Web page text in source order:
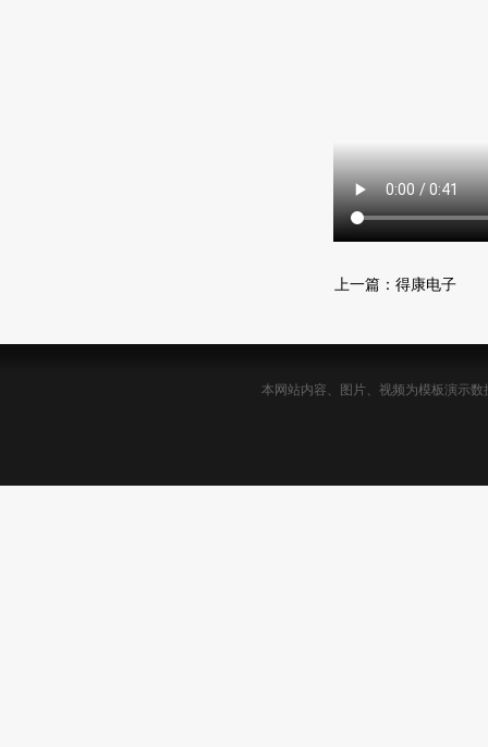
上一篇：得康电子
本网站内容、图片、视频为模板演示